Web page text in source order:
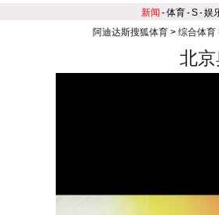
新闻 -体育-S-娱
阿迪达斯搜狐体育 > 综合体育
北